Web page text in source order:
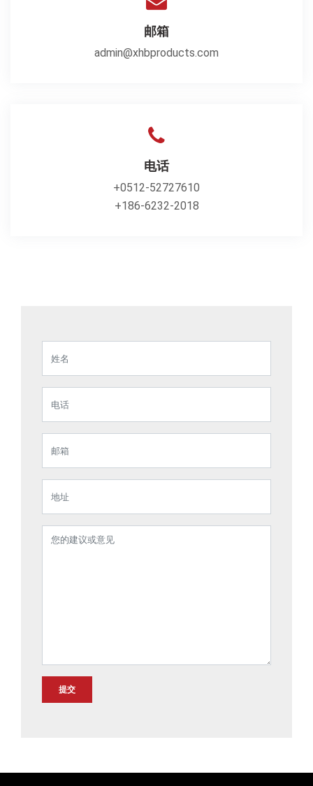
邮箱
admin@xhbproducts.com
电话
+0512-52727610
+186-6232-2018